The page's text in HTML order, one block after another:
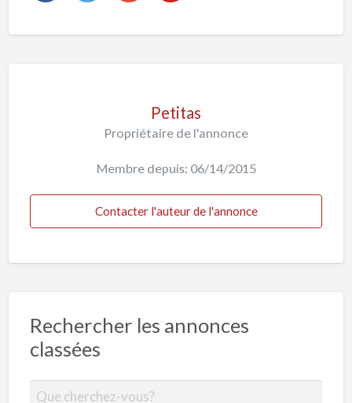
Petitas
Propriétaire de l'annonce
Membre depuis: 06/14/2015
Contacter l'auteur de l'annonce
Rechercher les annonces
classées